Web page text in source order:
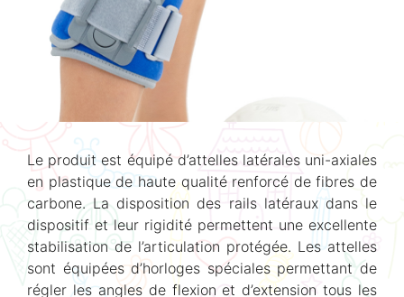
Le produit est équipé d’attelles latérales uni-axiales
en plastique de haute qualité renforcé de fibres de
carbone. La disposition des rails latéraux dans le
dispositif et leur rigidité permettent une excellente
stabilisation de l’articulation protégée. Les attelles
sont équipées d’horloges spéciales permettant de
régler les angles de flexion et d’extension tous les